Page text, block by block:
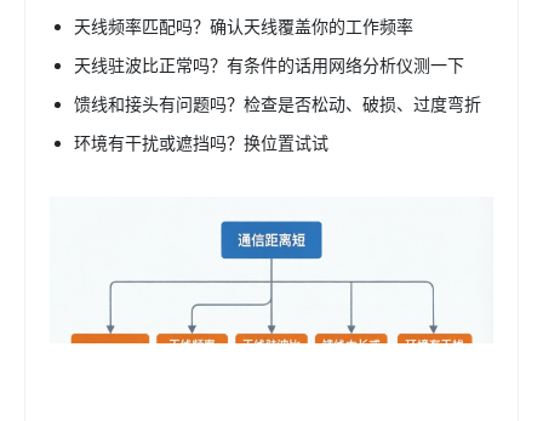
天线频率匹配吗？确认天线覆盖你的工作频率
天线驻波比正常吗？有条件的话用网络分析仪测一下
馈线和接头有问题吗？检查是否松动、破损、过度弯折
环境有干扰或遮挡吗？换位置试试